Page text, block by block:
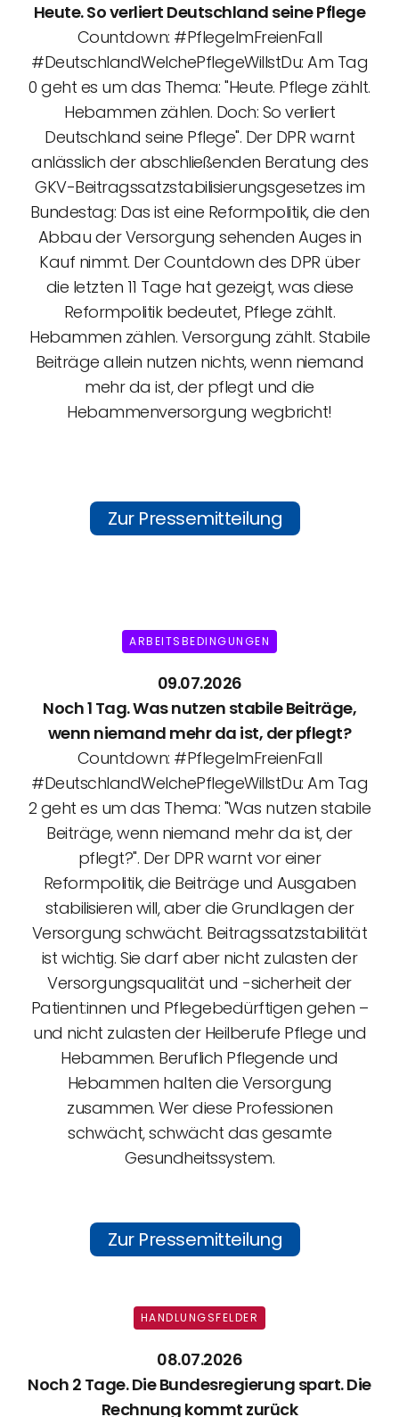
Heute. So verliert Deutschland seine Pflege
Countdown: #PflegeImFreienFall
#DeutschlandWelchePflegeWillstDu: Am Tag
0 geht es um das Thema: "Heute. Pflege zählt.
Hebammen zählen. Doch: So verliert
Deutschland seine Pflege". Der DPR warnt
anlässlich der abschließenden Beratung des
GKV-Beitragssatzstabilisierungs­gesetzes im
Bundestag: Das ist eine Reformpolitik, die den
Abbau der Versorgung sehenden Auges in
Kauf nimmt. Der Countdown des DPR über
die letzten 11 Tage hat gezeigt, was diese
Reformpolitik bedeutet, Pflege zählt.
Hebammen zählen. Versorgung zählt. Stabile
Beiträge allein nutzen nichts, wenn niemand
mehr da ist, der pflegt und die
Hebammenversorgung wegbricht!
Zur Pressemitteilung
ARBEITSBEDINGUNGEN
09.07.2026
Noch 1 Tag. Was nutzen stabile Beiträge,
wenn niemand mehr da ist, der pflegt?
Countdown: #PflegeImFreienFall
#DeutschlandWelchePflegeWillstDu: Am Tag
2 geht es um das Thema: "Was nutzen stabile
Beiträge, wenn niemand mehr da ist, der
pflegt?". Der DPR warnt vor einer
Reformpolitik, die Beiträge und Ausgaben
stabilisieren will, aber die Grundlagen der
Versorgung schwächt. Beitragssatzstabilität
ist wichtig. Sie darf aber nicht zulasten der
Versorgungsqualität und -sicherheit der
Patient:innen und Pflegebedürftigen gehen –
und nicht zulasten der Heilberufe Pflege und
Hebammen. Beruflich Pflegende und
Hebammen halten die Versorgung
zusammen. Wer diese Professionen
schwächt, schwächt das gesamte
Gesundheitssystem.
Zur Pressemitteilung
HANDLUNGSFELDER
08.07.2026
Noch 2 Tage. Die Bundesregierung spart. Die
Rechnung kommt zurück